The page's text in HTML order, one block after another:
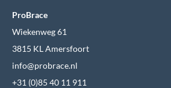
ProBrace
Wiekenweg 61
3815 KL Amersfoort
info@probrace.nl
+31 (0)85 40 11 911